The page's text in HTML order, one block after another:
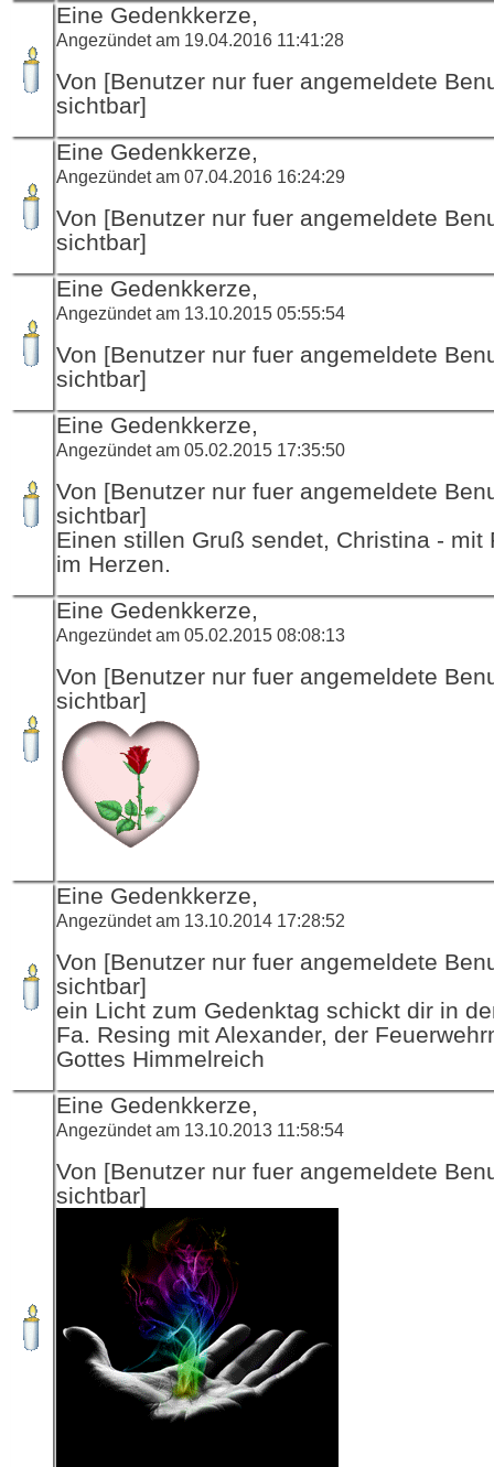
Eine Gedenkkerze,
Angezündet am 19.04.2016 11:41:28
Von [Benutzer nur fuer angemeldete
sichtbar]
Eine Gedenkkerze,
Angezündet am 07.04.2016 16:24:29
Von [Benutzer nur fuer angemeldete
sichtbar]
Eine Gedenkkerze,
Angezündet am 13.10.2015 05:55:54
Von [Benutzer nur fuer angemeldete
sichtbar]
Eine Gedenkkerze,
Angezündet am 05.02.2015 17:35:50
Von [Benutzer nur fuer angemeldete
sichtbar]
Einen stillen Gruß sendet, Christina - mit
im Herzen.
Eine Gedenkkerze,
Angezündet am 05.02.2015 08:08:13
Von [Benutzer nur fuer angemeldete
sichtbar]
Eine Gedenkkerze,
Angezündet am 13.10.2014 17:28:52
Von [Benutzer nur fuer angemeldete
sichtbar]
ein Licht zum Gedenktag schickt dir in
Fa. Resing mit Alexander, der
Gottes Himmelreich
Eine Gedenkkerze,
Angezündet am 13.10.2013 11:58:54
Von [Benutzer nur fuer angemeldete
sichtbar]